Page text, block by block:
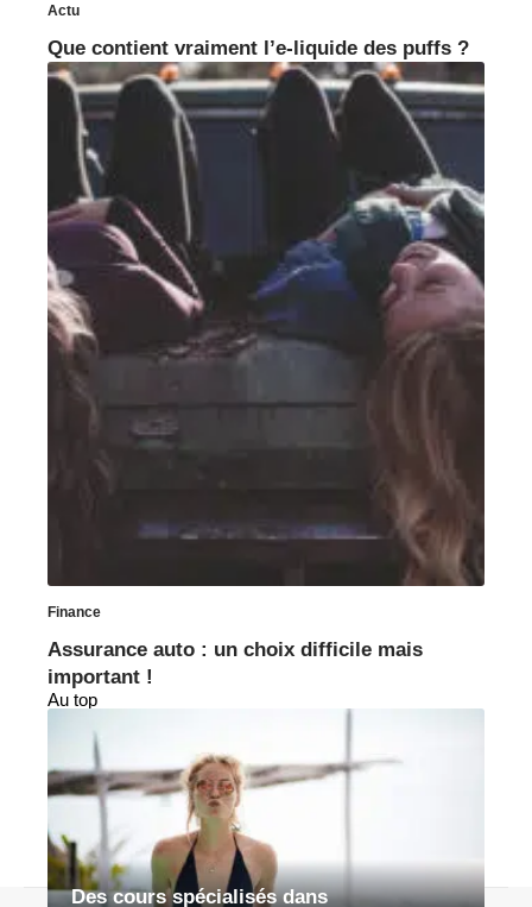
Actu
Que contient vraiment l’e-liquide des puffs ?
Finance
Assurance auto : un choix difficile mais
important !
Au top
Des cours spécialisés dans